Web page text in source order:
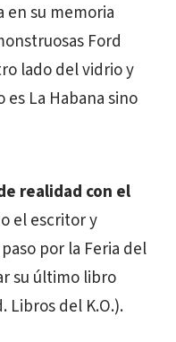
en su memoria
Ford
lado del vidrio y
La Habana sino
realidad con el
el escritor y
por la Feria del
su último libro
Libros del K.O.).